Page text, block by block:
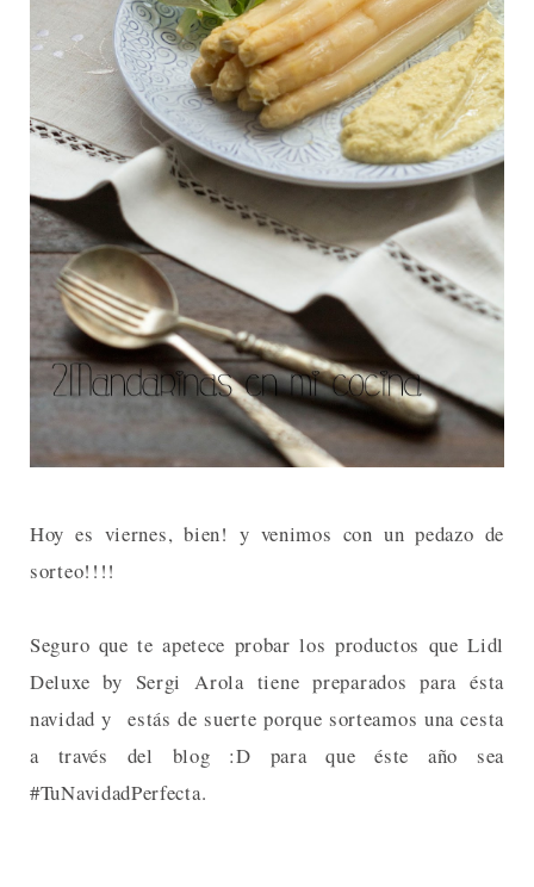
Hoy es viernes, bien! y venimos con un pedazo de
sorteo!!!!
Seguro que te apetece probar los productos que Lidl
Deluxe by Sergi Arola tiene preparados para ésta
navidad y estás de suerte porque sorteamos una cesta
a través del blog :D para que éste año sea
#TuNavidadPerfecta.